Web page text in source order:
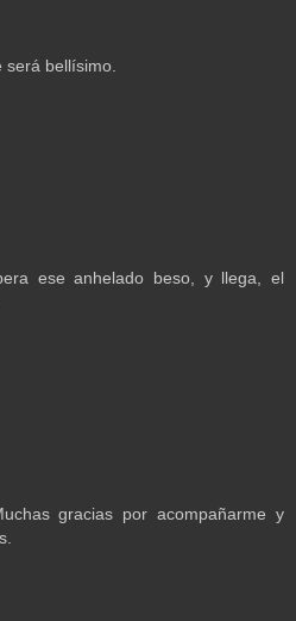
será bellísimo.
ese anhelado beso, y llega, el
gracias por acompañarme y